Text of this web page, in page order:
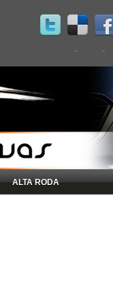
ALTA RODA